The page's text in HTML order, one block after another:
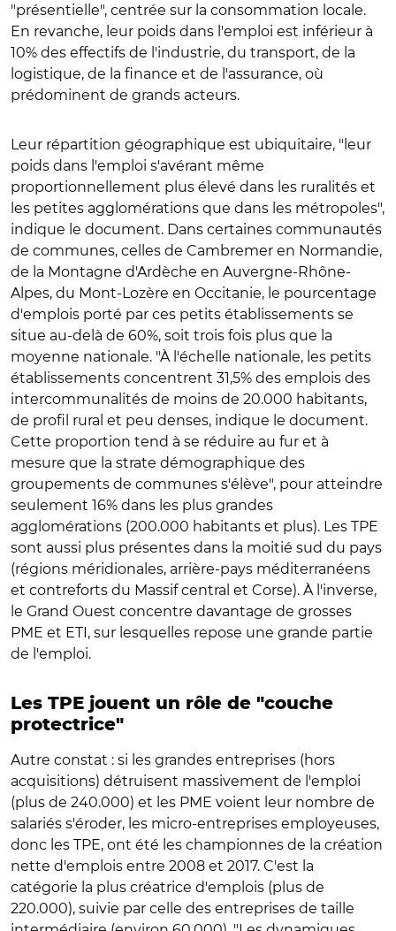
"présentielle", centrée sur la consommation locale.
En revanche, leur poids dans l'emploi est inférieur à
10% des effectifs de l'industrie, du transport, de la
logistique, de la finance et de l'assurance, où
prédominent de grands acteurs.
Leur répartition géographique est ubiquitaire, "leur
poids dans l'emploi s'avérant même
proportionnellement plus élevé dans les ruralités et
les petites agglomérations que dans les métropoles",
indique le document. Dans certaines communautés
de communes, celles de Cambremer en Normandie,
de la Montagne d'Ardèche en Auvergne-Rhône-
Alpes, du Mont-Lozère en Occitanie, le pourcentage
d'emplois porté par ces petits établissements se
situe au-delà de 60%, soit trois fois plus que la
moyenne nationale. "À l'échelle nationale, les petits
établissements concentrent 31,5% des emplois des
intercommunalités de moins de 20.000 habitants,
de profil rural et peu denses, indique le document.
Cette proportion tend à se réduire au fur et à
mesure que la strate démographique des
groupements de communes s'élève", pour atteindre
seulement 16% dans les plus grandes
agglomérations (200.000 habitants et plus). Les TPE
sont aussi plus présentes dans la moitié sud du pays
(régions méridionales, arrière-pays méditerranéens
et contreforts du Massif central et Corse). À l'inverse,
le Grand Ouest concentre davantage de grosses
PME et ETI, sur lesquelles repose une grande partie
de l'emploi.
Les TPE jouent un rôle de "couche
protectrice"
Autre constat : si les grandes entreprises (hors
acquisitions) détruisent massivement de l'emploi
(plus de 240.000) et les PME voient leur nombre de
salariés s'éroder, les micro-entreprises employeuses,
donc les TPE, ont été les championnes de la création
nette d'emplois entre 2008 et 2017. C'est la
catégorie la plus créatrice d'emplois (plus de
220.000), suivie par celle des entreprises de taille